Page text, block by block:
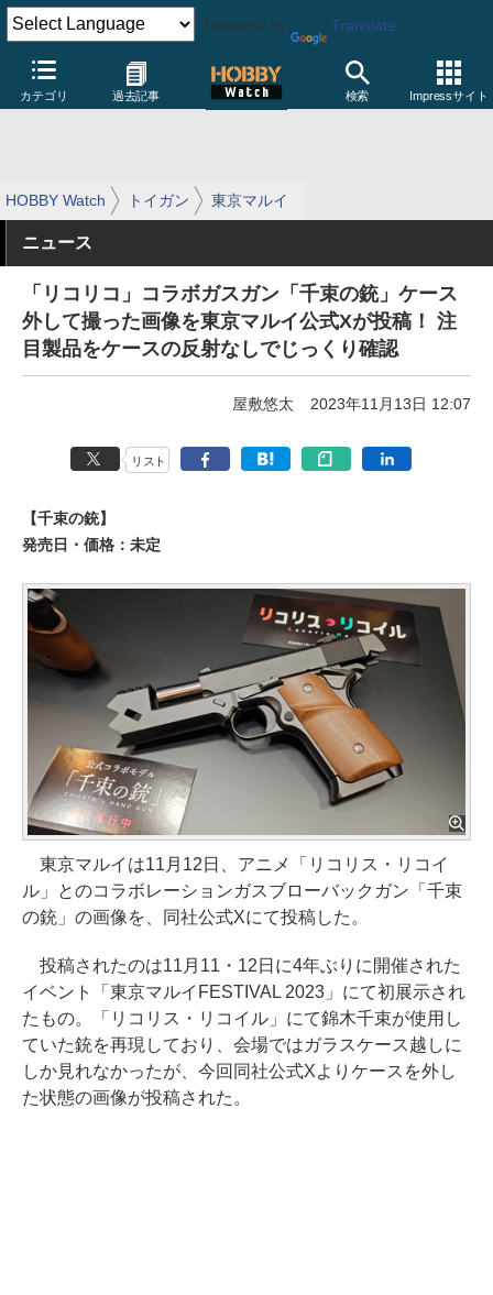
Powered by Translate
カテゴリ 過去記事 検索 Impressサイト
HOBBY Watch トイガン 東京マルイ
ニュース
「リコリコ」コラボガスガン「千束の銃」ケース
外して撮った画像を東京マルイ公式Xが投稿！ 注
目製品をケースの反射なしでじっくり確認
屋敷悠太 2023年11月13日 12:07
リスト
【千束の銃】
発売日・価格：未定
東京マルイは11月12日、アニメ「リコリス・リコイ
ル」とのコラボレーションガスブローバックガン「千束
の銃」の画像を、同社公式Xにて投稿した。
投稿されたのは11月11・12日に4年ぶりに開催された
イベント「東京マルイFESTIVAL 2023」にて初展示され
たもの。「リコリス・リコイル」にて錦木千束が使用し
ていた銃を再現しており、会場ではガラスケース越しに
しか見れなかったが、今回同社公式Xよりケースを外し
た状態の画像が投稿された。